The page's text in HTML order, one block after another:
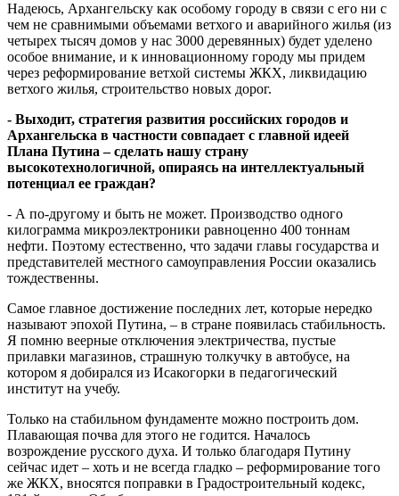
Надеюсь, Архангельску как особому городу в связи с его ни с
чем не сравнимыми объемами ветхого и аварийного жилья (из
четырех тысяч домов у нас 3000 деревянных) будет уделено
особое внимание, и к инновационному городу мы придем
через реформирование ветхой системы ЖКХ, ликвидацию
ветхого жилья, строительство новых дорог.
- Выходит, стратегия развития российских городов и
Архангельска в частности совпадает с главной идеей
Плана Путина – сделать нашу страну
высокотехнологичной, опираясь на интеллектуальный
потенциал ее граждан?
- А по-другому и быть не может. Производство одного
килограмма микроэлектроники равноценно 400 тоннам
нефти. Поэтому естественно, что задачи главы государства и
представителей местного самоуправления России оказались
тождественны.
Самое главное достижение последних лет, которые нередко
называют эпохой Путина, – в стране появилась стабильность.
Я помню веерные отключения электричества, пустые
прилавки магазинов, страшную толкучку в автобусе, на
котором я добирался из Исакогорки в педагогический
институт на учебу.
Только на стабильном фундаменте можно построить дом.
Плавающая почва для этого не годится. Началось
возрождение русского духа. И только благодаря Путину
сейчас идет – хоть и не всегда гладко – реформирование того
же ЖКХ, вносятся поправки в Градостроительный кодекс,